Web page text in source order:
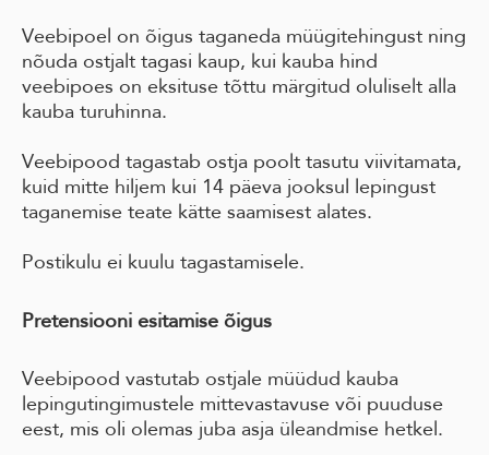
Veebipoel on õigus taganeda müügitehingust ning
nõuda ostjalt tagasi kaup, kui kauba hind
veebipoes on eksituse tõttu märgitud oluliselt alla
kauba turuhinna.
Veebipood tagastab ostja poolt tasutu viivitamata,
kuid mitte hiljem kui 14 päeva jooksul lepingust
taganemise teate kätte saamisest alates.
Postikulu ei kuulu tagastamisele.
Pretensiooni esitamise õigus
Veebipood vastutab ostjale müüdud kauba
lepingutingimustele mittevastavuse või puuduse
eest, mis oli olemas juba asja üleandmise hetkel.